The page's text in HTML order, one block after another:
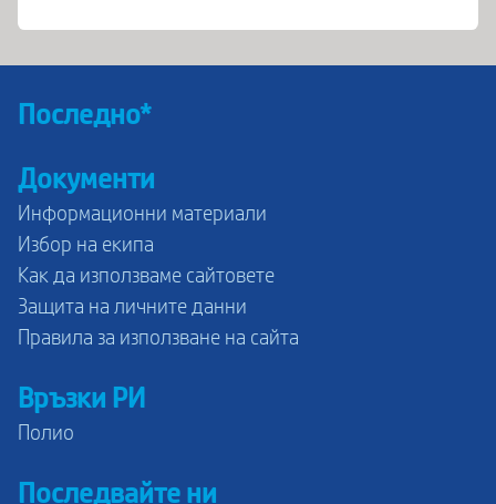
Последно*
Документи
Информационни материали
Избор на екипа
Как да използваме сайтовете
Защита на личните данни
Правила за използване на сайта
Връзки РИ
Полио
Последвайте ни